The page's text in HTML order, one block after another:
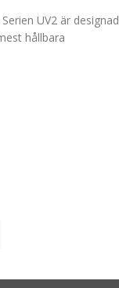
UV2 är designad
hållbara